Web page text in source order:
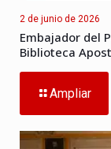
2 de junio de 2026
Embajador del
Biblioteca
Ampliar